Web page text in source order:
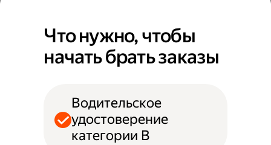
Что нужно, чтобы
начать брать заказы
Водительское
удостоверение
категории B